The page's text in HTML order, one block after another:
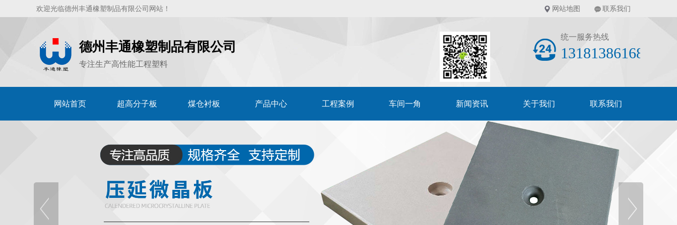
欢迎光临德州丰通橡塑制品有限公司网站！ 网站地图 联系我们
德州丰通橡塑制品有限公司
专注生产高性能工程塑料
统一服务热线
13181386168
网站首页 超高分子板 煤仓衬板 产品中心 工程案例 车间一角 新闻资讯 关于我们 联系我们